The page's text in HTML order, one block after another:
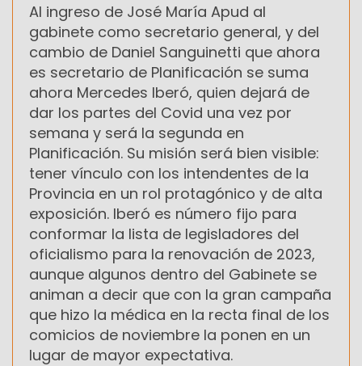
Al ingreso de José María Apud al
gabinete como secretario general, y del
cambio de Daniel Sanguinetti que ahora
es secretario de Planificación se suma
ahora Mercedes Iberó, quien dejará de
dar los partes del Covid una vez por
semana y será la segunda en
Planificación. Su misión será bien visible:
tener vínculo con los intendentes de la
Provincia en un rol protagónico y de alta
exposición. Iberó es número fijo para
conformar la lista de legisladores del
oficialismo para la renovación de 2023,
aunque algunos dentro del Gabinete se
animan a decir que con la gran campaña
que hizo la médica en la recta final de los
comicios de noviembre la ponen en un
lugar de mayor expectativa.